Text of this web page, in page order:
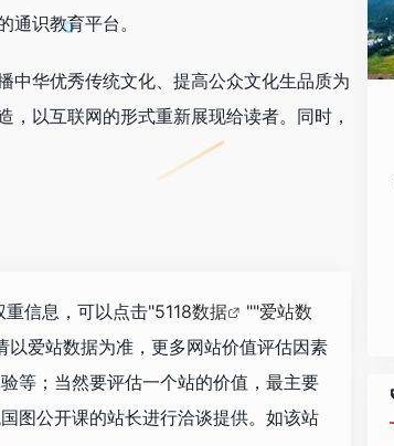
识教育平台。
中华优秀传统文化、提高公众文化生品质为
以互联网的形式重新展现给读者。同时，
重信息，可以点击"5118数据 ""爱站数
爱站数据为准，更多网站价值评估因素
等；当然要评估一个站的价值，最主要
图公开课的站长进行洽谈提供。如该站